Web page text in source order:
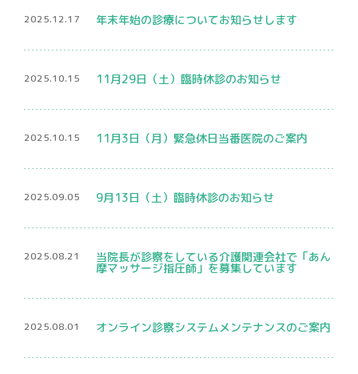
マイナンバー保険証利用について
2025.12.17 年末年始の診療についてお知らせします
2025.10.15 11月29日（土）臨時休診のお知らせ
2025.10.15 11月3日（月）緊急休日当番医院のご案内
2025.09.05 9月13日（土）臨時休診のお知らせ
2025.08.21 当院長が診察をしている介護関連会社で「あん
摩マッサージ指圧師」を募集しています
2025.08.01 オンライン診察システムメンテナンスのご案内